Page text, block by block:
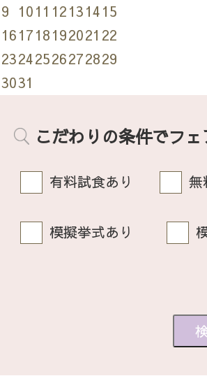
9 1011 12131415
161718192021 22
23242526272829
3031
こだわりの条件でフ
有料試食あり 無
模擬挙式あり